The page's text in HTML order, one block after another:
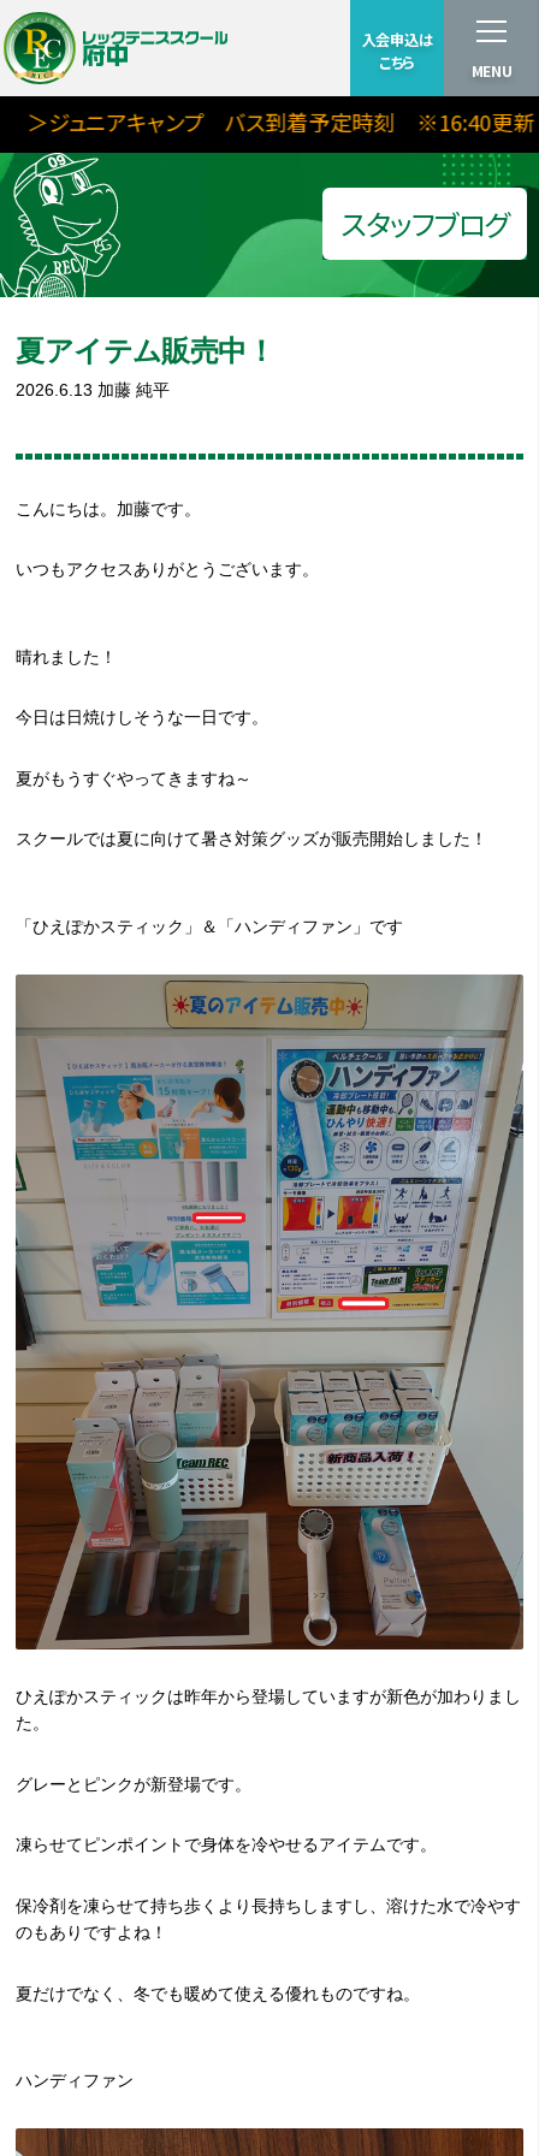
入会申込は
こちら
MENU
ュニアキャンプ バス到着予定時刻 ※16:40更新
スタッフブログ
夏アイテム販売中！
2026.6.13 加藤 純平
こんにちは。加藤です。
いつもアクセスありがとうございます。
晴れました！
今日は日焼けしそうな一日です。
夏がもうすぐやってきますね～
スクールでは夏に向けて暑さ対策グッズが販売開始しました！
「ひえぽかスティック」＆「ハンディファン」です
ひえぽかスティックは昨年から登場していますが新色が加わりまし
た。
グレーとピンクが新登場です。
凍らせてピンポイントで身体を冷やせるアイテムです。
保冷剤を凍らせて持ち歩くより長持ちしますし、溶けた水で冷やす
のもありですよね！
夏だけでなく、冬でも暖めて使える優れものですね。
ハンディファン